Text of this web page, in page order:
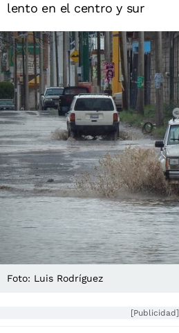
lento en el centro y sur
Foto: Luis Rodríguez
[Publicidad]